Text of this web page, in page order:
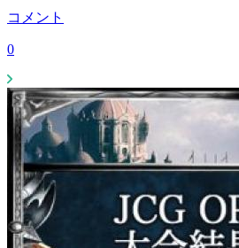
コメント
0